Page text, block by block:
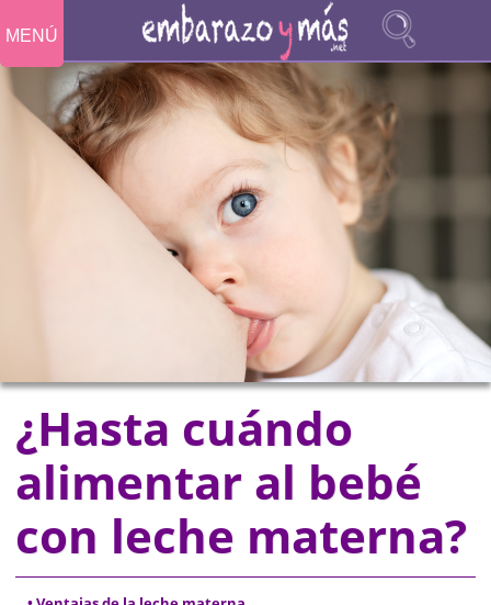
MENÚ
¿Hasta cuándo
alimentar al bebé
con leche materna?